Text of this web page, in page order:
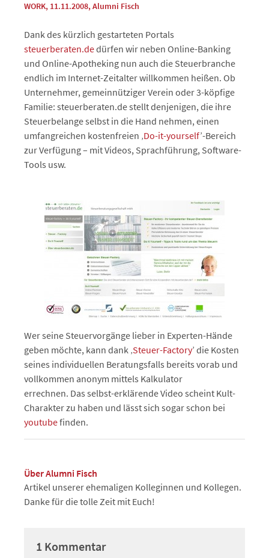
WORK, 11.11.2008,Alumni Fisch
Dank des kürzlich gestarteten Portals
steuerberaten.dedürfen wir neben Online-Banking
und Online-Apotheking nun auch die Steuerbranche
endlich im Internet-Zeitalter willkommen heißen. Ob
Unternehmer, gemeinnütziger Verein oder 3-köpfige
Familie: steuerberaten.de stellt denjenigen, die ihre
Steuerbelange selbst in die Hand nehmen, einen
umfangreichen kostenfreien ‚Do-it-yourself’-Bereich
zur Verfügung – mit Videos, Sprachführung, Software-
Tools usw.
Wer seine Steuervorgänge lieber in Experten-Hände
geben möchte, kann dank ‚Steuer-Factory’ die Kosten
seines individuellen Beratungsfalls bereits vorab und
vollkommen anonym mittels Kalkulator
errechnen. Das selbst-erklärende Video scheint Kult-
Charakter zu haben und lässt sich sogar schon bei
youtubefinden.
Über Alumni Fisch
Artikel unserer ehemaligen Kolleginnen und Kollegen.
Danke für die tolle Zeit mit Euch!
1 Kommentar